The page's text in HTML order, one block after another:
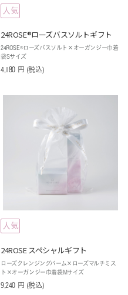
人気
24ROSE®ローズバスソルトギフト
24ROSE®ローズバスソルト×オーガンジー巾着
袋Sサイズ
4,180 円 (税込)
人気
24ROSE スペシャルギフト
ローズクレンジングバーム×ローズマルチミス
ト×オーガンジー巾着袋Mサイズ
9,240 円 (税込)